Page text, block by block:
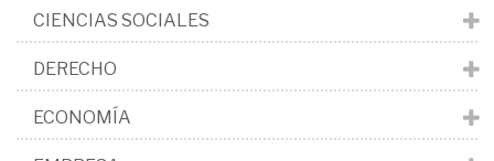
CIENCIAS SOCIALES
DERECHO
ECONOMÍA